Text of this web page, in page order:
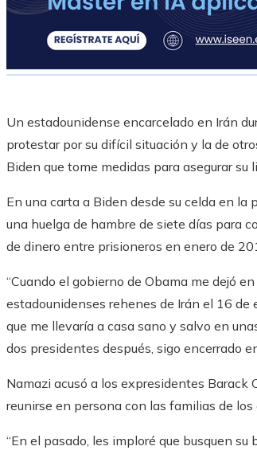
Un estadounidense encarcelado en Irán
protestar por su difícil situación y la de
Biden que tome medidas para asegurar su
En una carta a Biden desde su celda en
una huelga de hambre de siete días para
de dinero entre prisioneros en enero de
“Cuando el gobierno de Obama me dejó
estadounidenses rehenes de Irán el 16
que me llevaría a casa sano y salvo en
dos presidentes después, sigo encerrado
Namazi acusó a los expresidentes Barack
reunirse en persona con las familias de
“En el pasado, les imploré que busquen